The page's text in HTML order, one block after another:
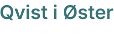
i Øster